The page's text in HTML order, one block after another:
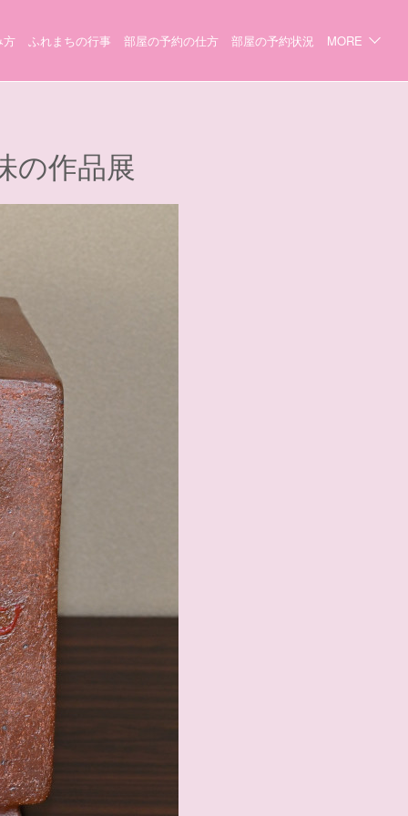
方 ふれまちの行事 部屋の予約の仕方 部屋の予約状況 MORE
の作品展